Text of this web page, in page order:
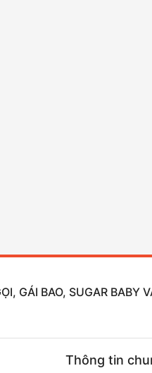
GÁI BAO, SUGAR BABY
Thông tin